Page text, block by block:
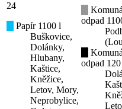
24
Papír 1100 l
Buškovice,
Dolánky,
Hlubany,
Kaštice,
Kněžice,
Letov, Mory,
Neprobylice,
odpad
odpad